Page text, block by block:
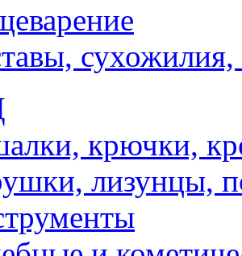
сухожилия,
крючки,
лизунцы,